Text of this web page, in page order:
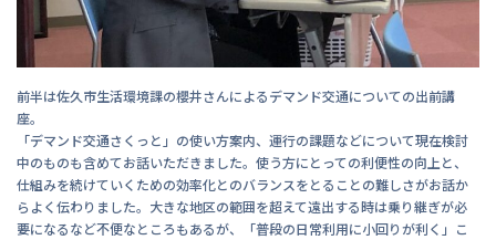
前半は佐久市生活環境課の櫻井さんによるデマンド交通についての出前講
座。
「デマンド交通さくっと」の使い方案内、運行の課題などについて現在検討
中のものも含めてお話いただきました。使う方にとっての利便性の向上と、
仕組みを続けていくための効率化とのバランスをとることの難しさがお話か
らよく伝わりました。大きな地区の範囲を超えて遠出する時は乗り継ぎが必
要になるなど不便なところもあるが、「普段の日常利用に小回りが利く」こ